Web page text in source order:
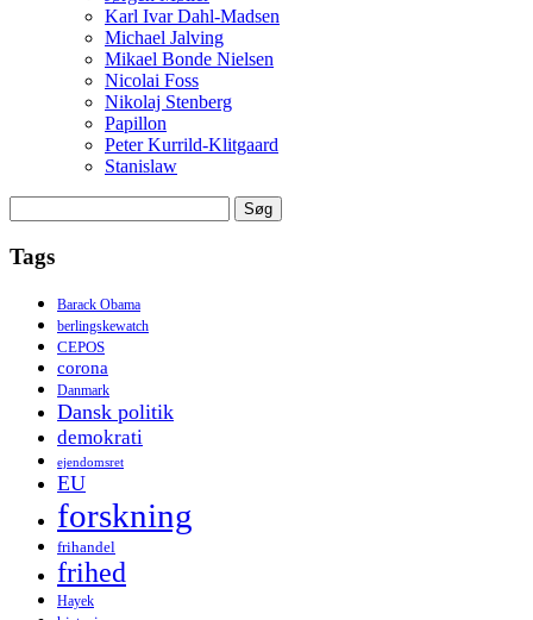
Karl Ivar Dahl-Madsen
Michael Jalving
Mikael Bonde Nielsen
Nicolai Foss
Nikolaj Stenberg
Papillon
Peter Kurrild-Klitgaard
Stanislaw
efter:
Tags
Barack Obama
berlingskewatch
CEPOS
corona
Danmark
Dansk politik
demokrati
ejendomsret
EU
forskning
frihandel
frihed
Hayek